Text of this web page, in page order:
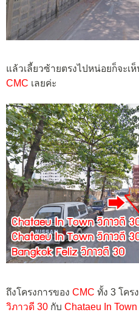
แล้วเลี้ยวซ้ายตรงไปหน่อยก็จะเ
CMC เลยค่ะ
ถึงโครงการของ CMC ทั้ง 3 โคร
วิภาวดี 30 กับ Chataeu In